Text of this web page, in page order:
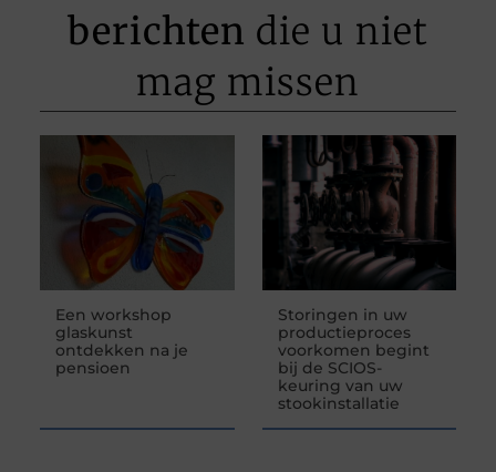
berichten die u niet
mag missen
Een workshop
glaskunst
ontdekken na je
pensioen
Storingen in uw
productieproces
voorkomen begint
bij de SCIOS-
keuring van uw
stookinstallatie